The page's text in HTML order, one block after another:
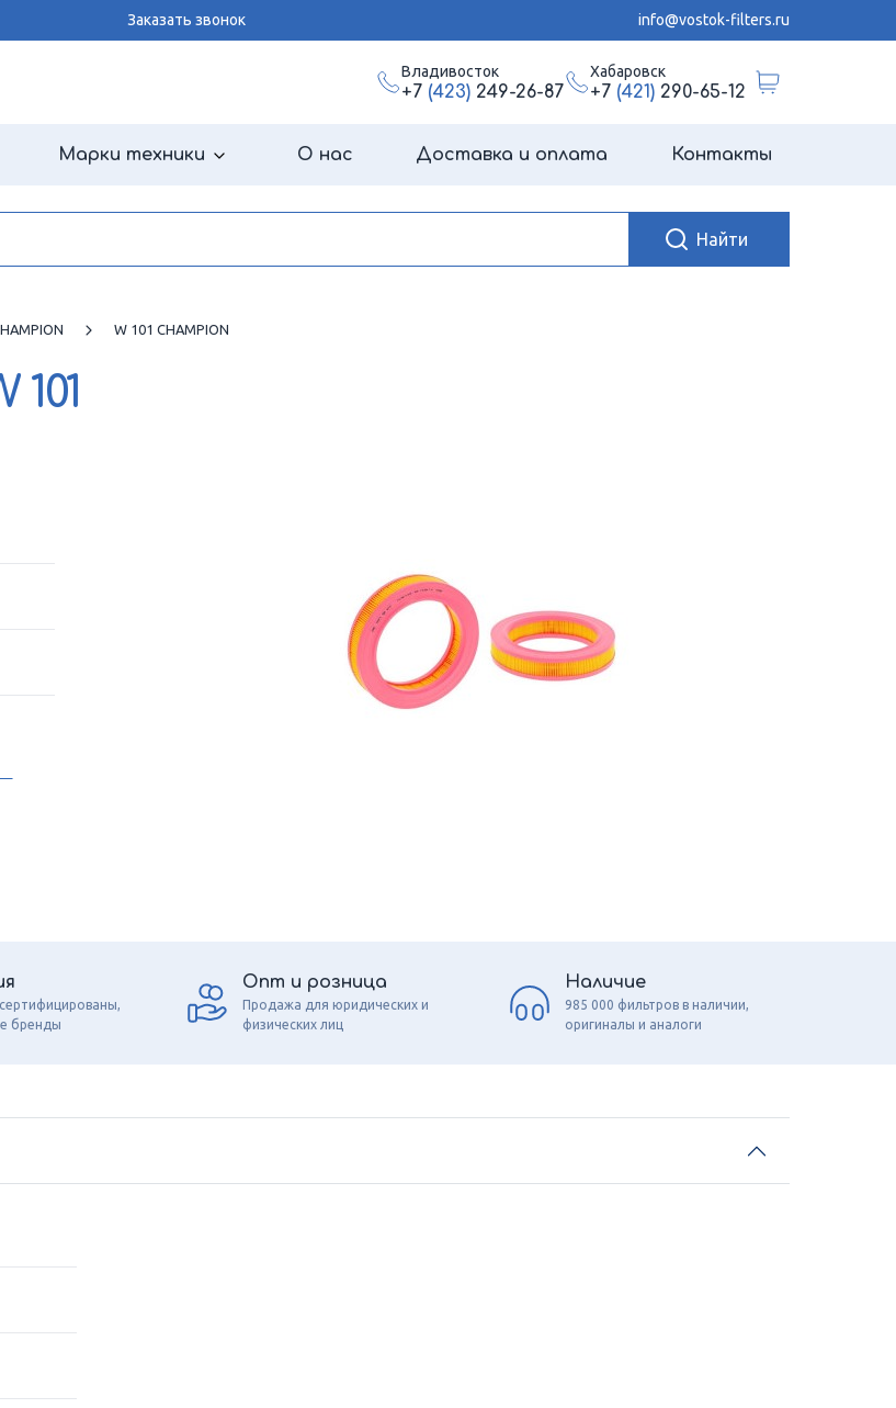
Заказать звонок info@vostok-filters.ru
Владивосток
+7 (423)249-26-87
Хабаровск
+7 (421)290-65-12
Марки техники О нас Доставка и оплата Контакты
W 101 CHAMPION
101
бренды
Опт и розница
Продажа для юридических и
физических лиц
Наличие
985 000 фильтров в наличии,
оригиналы и аналоги